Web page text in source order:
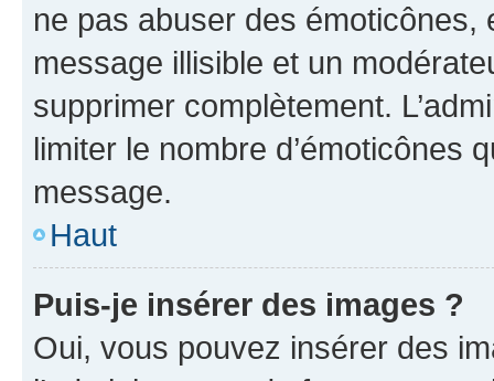
ne pas abuser des
message illisible et un
supprimer complètement.
limiter le nombre d’émoticônes
message.
Haut
Puis-je insérer des images ?
Oui, vous pouvez insérer des